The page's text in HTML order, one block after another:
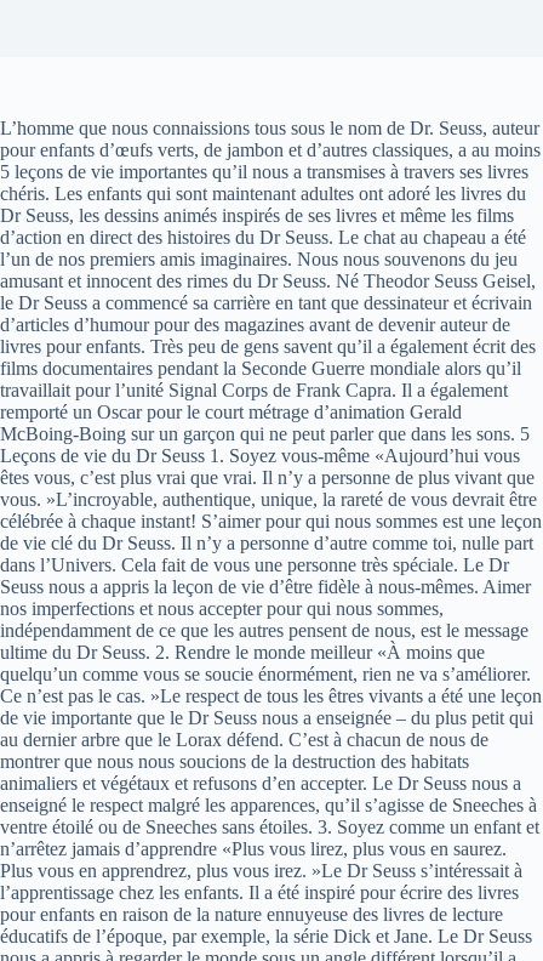
L’homme que nous connaissions tous sous le nom de Dr. Seuss, auteur
pour enfants d’œufs verts, de jambon et d’autres classiques, a au moins
5 leçons de vie importantes qu’il nous a transmises à travers ses livres
chéris. Les enfants qui sont maintenant adultes ont adoré les livres du
Dr Seuss, les dessins animés inspirés de ses livres et même les films
d’action en direct des histoires du Dr Seuss. Le chat au chapeau a été
l’un de nos premiers amis imaginaires. Nous nous souvenons du jeu
amusant et innocent des rimes du Dr Seuss. Né Theodor Seuss Geisel,
le Dr Seuss a commencé sa carrière en tant que dessinateur et écrivain
d’articles d’humour pour des magazines avant de devenir auteur de
livres pour enfants. Très peu de gens savent qu’il a également écrit des
films documentaires pendant la Seconde Guerre mondiale alors qu’il
travaillait pour l’unité Signal Corps de Frank Capra. Il a également
remporté un Oscar pour le court métrage d’animation Gerald
McBoing-Boing sur un garçon qui ne peut parler que dans les sons. 5
Leçons de vie du Dr Seuss 1. Soyez vous-même «Aujourd’hui vous
êtes vous, c’est plus vrai que vrai. Il n’y a personne de plus vivant que
vous. »L’incroyable, authentique, unique, la rareté de vous devrait être
célébrée à chaque instant! S’aimer pour qui nous sommes est une leçon
de vie clé du Dr Seuss. Il n’y a personne d’autre comme toi, nulle part
dans l’Univers. Cela fait de vous une personne très spéciale. Le Dr
Seuss nous a appris la leçon de vie d’être fidèle à nous-mêmes. Aimer
nos imperfections et nous accepter pour qui nous sommes,
indépendamment de ce que les autres pensent de nous, est le message
ultime du Dr Seuss. 2. Rendre le monde meilleur «À moins que
quelqu’un comme vous se soucie énormément, rien ne va s’améliorer.
Ce n’est pas le cas. »Le respect de tous les êtres vivants a été une leçon
de vie importante que le Dr Seuss nous a enseignée – du plus petit qui
au dernier arbre que le Lorax défend. C’est à chacun de nous de
montrer que nous nous soucions de la destruction des habitats
animaliers et végétaux et refusons d’en accepter. Le Dr Seuss nous a
enseigné le respect malgré les apparences, qu’il s’agisse de Sneeches à
ventre étoilé ou de Sneeches sans étoiles. 3. Soyez comme un enfant et
n’arrêtez jamais d’apprendre «Plus vous lirez, plus vous en saurez.
Plus vous en apprendrez, plus vous irez. »Le Dr Seuss s’intéressait à
l’apprentissage chez les enfants. Il a été inspiré pour écrire des livres
pour enfants en raison de la nature ennuyeuse des livres de lecture
éducatifs de l’époque, par exemple, la série Dick et Jane. Le Dr Seuss